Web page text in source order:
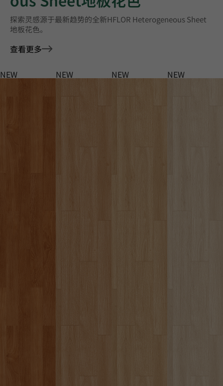
探索灵感源于最新趋势的全新HFLOR Heterogeneous Sheet
地板花色。
查看更多
NEW NEW NEW NEW